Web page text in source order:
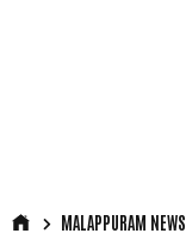
MALAPPURAM NEWS